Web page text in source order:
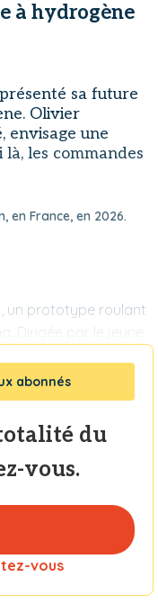
à hydrogène
sa future
Olivier
envisage une
les commandes
en France, en 2026.
un prototype roulant
Dirigée par le jeune
abonnés
du
vous.
vous